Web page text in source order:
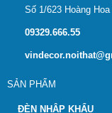
Số 1/623 Hoàng
09329.666.55
SẢN PHẨM
ĐÈN NHẬP KHẨU